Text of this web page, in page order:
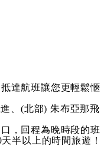
達航班讓您更輕鬆愜
、(北部) 朱布亞那飛
，回程為晚時段的班
半以上的時間旅遊！